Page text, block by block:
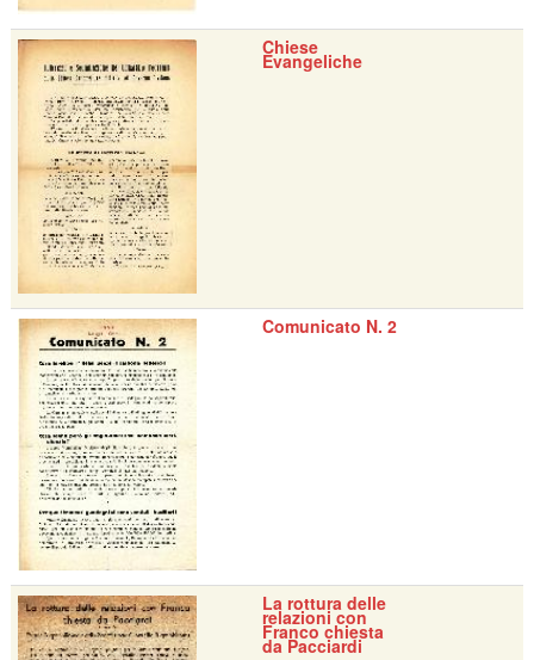
Chiese
Evangeliche
Comunicato N. 2
La rottura delle
relazioni con
Franco chiesta
da Pacciardi